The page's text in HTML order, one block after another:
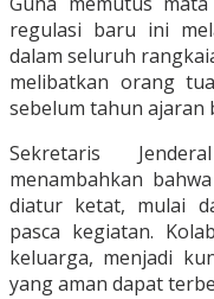
regulasi baru ini
dalam seluruh
melibatkan orang
sebelum tahun ajaran
Sekretaris
menambahkan
diatur ketat, mulai
pasca kegiatan.
keluarga, menjadi
yang aman dapat